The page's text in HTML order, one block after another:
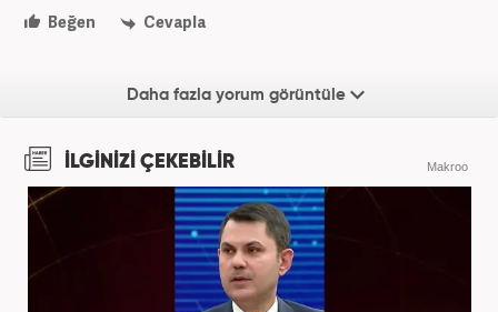
Beğen Cevapla
Daha fazla yorum görüntüle
İLGİNİZİ ÇEKEBİLİR Makroo